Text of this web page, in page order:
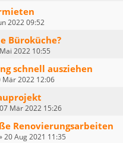
2022 09:52
Büroküche?
2022 10:55
schnell ausziehen
Mär 2022 12:06
07 Mär 2022 15:26
Renovierungsarbeiten
20 Aug 2021 11:35